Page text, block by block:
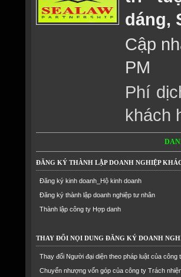
dáng,
Cập
PM
Phí
khách
ĐĂNG KÝ THÀNH LẬP DOANH NGHIỆP
Đăng ký kinh doanh_Hộ kinh doanh
Đăng ký thành lập doanh nghiệp tư nhân
Thành lập công ty Hợp danh
THAY ĐỔI NỌI DUNG ĐĂNG KÝ DOANH
Thay đổi Người đại diện theo pháp luật của công
Chuyển nhượng vốn góp của công ty Trách